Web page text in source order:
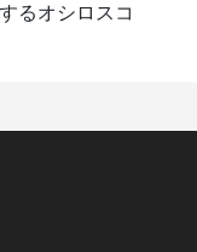
るオシロスコ